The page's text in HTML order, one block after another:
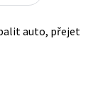
auto, přejet